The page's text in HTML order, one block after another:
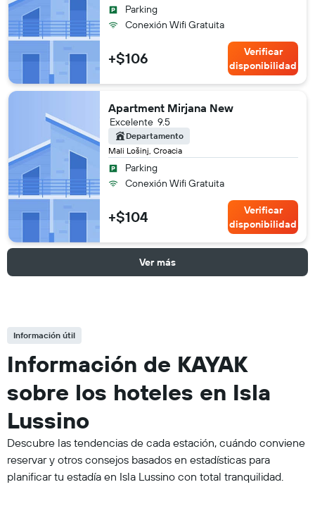
Parking
Conexión Wifi Gratuita
+$106
Verificar
disponibilidad
Apartment Mirjana New
Mali Lošinj, Croacia
9.5
Excelente
Departamento
Parking
Conexión Wifi Gratuita
+$104
Verificar
disponibilidad
Ver más
Información útil
Información de KAYAK
sobre los hoteles en Isla
Lussino
Descubre las tendencias de cada estación, cuándo conviene
reservar y otros consejos basados en estadísticas para
planificar tu estadía en Isla Lussino con total tranquilidad.